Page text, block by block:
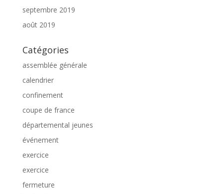
septembre 2019
août 2019
Catégories
assemblée générale
calendrier
confinement
coupe de france
départemental jeunes
événement
exercice
exercice
fermeture